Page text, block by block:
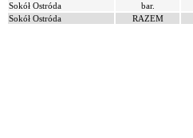
Sokół Ostróda
bar.
Sokół Ostróda
RAZEM